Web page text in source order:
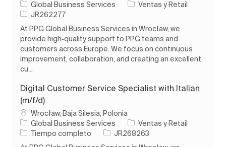
Global Business Services
Categoría
Ventas y Retail
ID de trabajo
JR262277
At PPG Global Business Services in Wrocław, we
provide high‑quality support to PPG teams and
customers across Europe. We focus on continuous
improvement, collaboration, and creating an excellent
cu...
Digital Customer Service Specialist with Italian
(m/f/d)
Ubicación
Wrocław, Baja Silesia, Polonia
Global Business Services
Categoría
Ventas y Retail
Tipo de trabajo
Tiempo completo ID de trabajo
JR268263